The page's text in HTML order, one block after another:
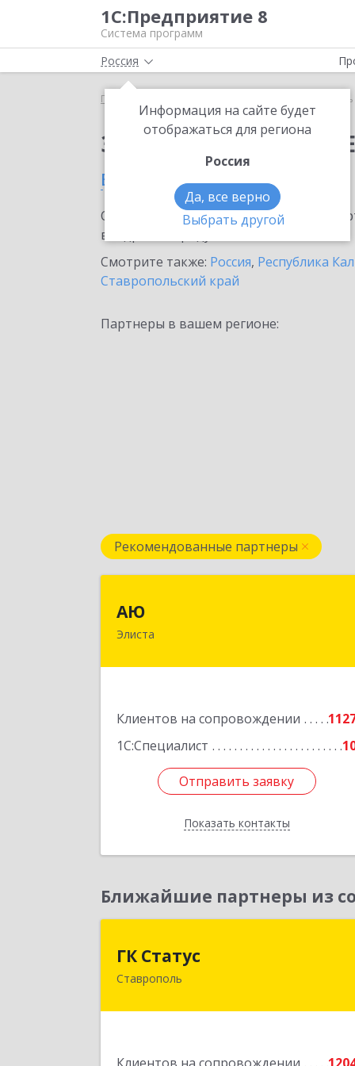
1С:Предприятие 8
Система программ
Россия
Информация на сайте будет
отображаться для региона
Россия
Да, все верно
Выбрать другой
Главная
Заказать Модуль
в Элисте
Ознакомьтесь с информационными
внедрение продукта.
Смотрите также: Россия, Республика
Ставропольский край
Партнеры в вашем регионе:
Рекомендованные партнеры
АЮ
Элиста
Клиентов на сопровождении
1С:Специалист
Отправить заявку
Показать контакты
358009, Калмыкия Респ, Элиста г,
Отправить заявку
Назад
Ближайшие партнеры из
ГК Статус
Ставрополь355002, Ставропольский край,